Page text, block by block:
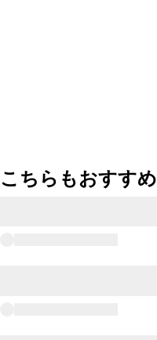
こちらもおすすめ